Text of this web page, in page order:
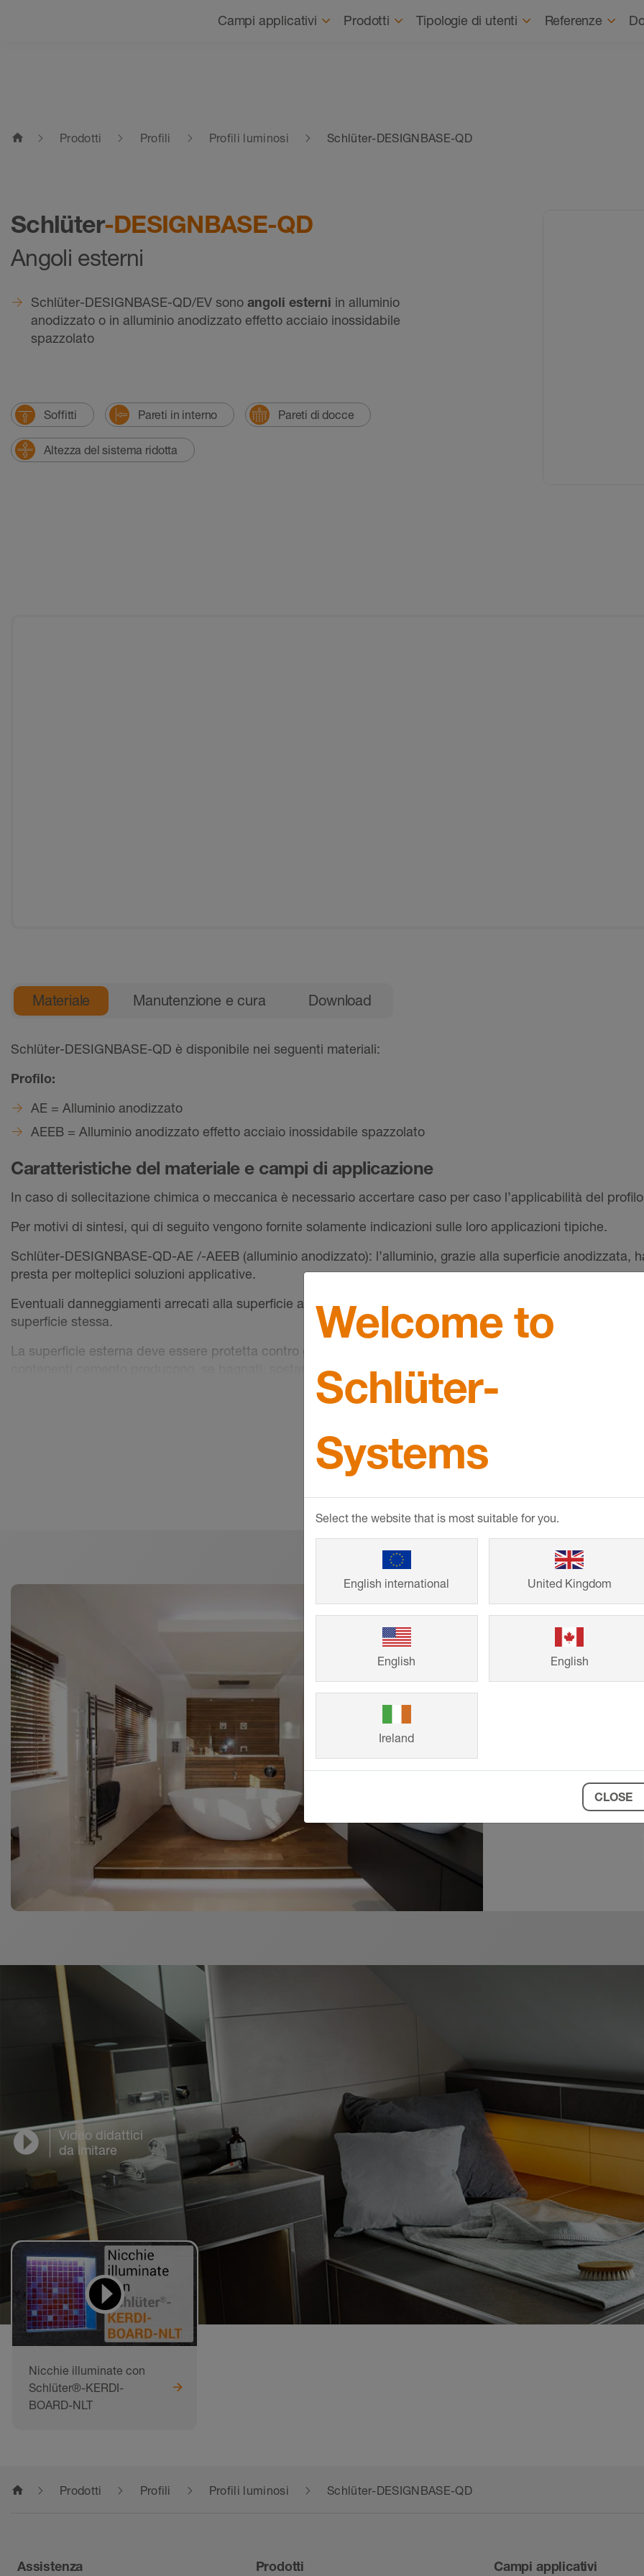
Campi applicativi Prodotti Tipologie di utenti Referenze
home Prodotti Profili Profili luminosi Schlüter-DESIGNBASE-QD
Schlüter-DESIGNBASE-QD
Angoli esterni
Schlüter-DESIGNBASE-QD/EV sono angoli esterni in alluminio
anodizzato o in alluminio anodizzato effetto acciaio inossidabile
spazzolato
Soffitti Pareti in interno Pareti di docce
Altezza del sistema ridotta
Informazioni prodotti generali
Materiale
Schlüter-DESIGNBASE-QD è disponibile nei seguenti materiali:
Profilo:
AE = Alluminio anodizzato
AEEB = Alluminio anodizzato effetto acciaio inossidabile spazzolato
Caratteristiche del materiale e campi di applicazione
In caso di sollecitazione chimica o meccanica è necessario accertare caso per caso l’applicabilità del
Per motivi di sintesi, qui di seguito vengono fornite solamente indicazioni sulle loro applicazioni tipiche.
Schlüter-DESIGNBASE-QD-AE /-AEEB (alluminio anodizzato): l’alluminio, grazie alla superficie anodizzata,
presta per molteplici soluzioni applicative.
Eventuali danneggiamenti arrecati alla superficie anodizzata possono essere corretti solamente
superficie stessa.
La superficie esterna deve essere protetta contro graffi e sfregamenti. L’alluminio può essere danneggiato
contenenti cemento producono, se bagnati, sostanze alcaline che a seconda della concentrazione e se
senza essere pulite, possono portare alla corrosione del metallo (formazione di idrossido di alluminio). Malta
devono essere perciò puliti subito dalla superficie esterna del profilo: non coprire pavimento o rivestimento
Manutenzione e cura Download
Referenze
Dall'abitazione
dimensioni, i
duraturi e dal
dai progetti di
clienti per la
Video didattici
da imitare
Nicchie illuminate con
Schlüter®-KERDI-
BOARD-NLT
home Prodotti Profili Profili luminosi Schlüter-DESIGNBASE-QD
Assistenza Prodotti Campi applicativi
Welcome to
Schlüter-
Systems
Select the website that is most suitable for you.
English international United Kingdom
English English
Ireland
CLOSE